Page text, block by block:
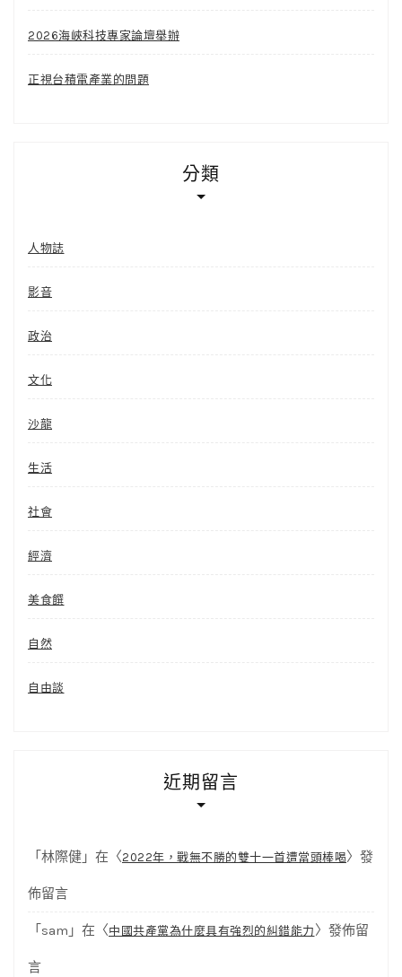
2026海峽科技專家論壇舉辦
正視台積電產業的問題
分類
人物誌
影音
政治
文化
沙龍
生活
社會
經濟
美食饌
自然
自由談
近期留言
「 林際健 」在〈2022年，戰無不勝的雙十一首遭當頭棒喝〉發
佈留言
「 sam 」在〈中國共產黨為什麼具有強烈的糾錯能力 〉發佈留
言